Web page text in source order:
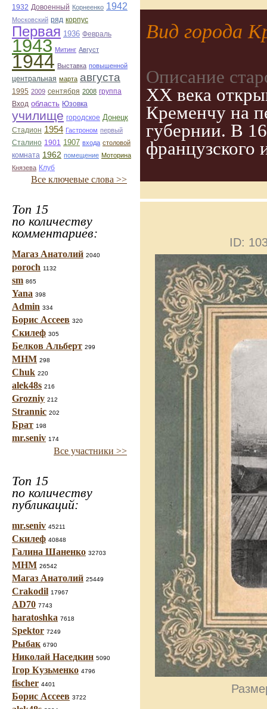
1932 Довоенный Корнеенко 1942
Московский ряд корпус
Первая 1936 Февраль
1943 Митинг Август
1944 Выставка повышенной
центральная марта августа
1995 2009 сентября 2008 группа
Вход область Юзовка
училище городское Донецк
Стадион 1954 Гастроном первый
Сталино 1901 1907 входа столовой
комната 1962 помещение Моторина
Князева Клуб
Все ключевые слова >>
Топ 15
по количеству
комментариев:
Магаз Анатолий 2040
poroch 1132
sm 865
Yana 398
Admin 334
Борис Ассеев 320
Скилеф 305
Белков Альберт 299
МНМ 298
Chuk 220
alek48s 216
Grozniy 212
Strannic 202
Брат 198
mr.seniv 174
Все участники >>
Топ 15
по количеству
публикаций:
mr.seniv 45211
Скилеф 40848
Галина Шаненко 32703
МНМ 26542
Магаз Анатолий 25449
Crakodil 17967
AD70 7743
haratoshka 7618
Spektor 7249
Рыбак 6790
Николай Наседкин 5090
Ігор Кузьменко 4796
fischer 4401
Борис Ассеев 3722
Вид города
Описание
ХХ века
Кременчу на
губернии. В
французского
ID: